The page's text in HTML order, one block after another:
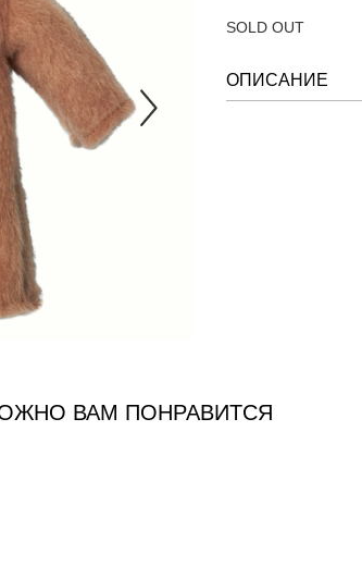
SOLD OUT
ОПИСАНИЕ
ВАМ ПОНРАВИТСЯ